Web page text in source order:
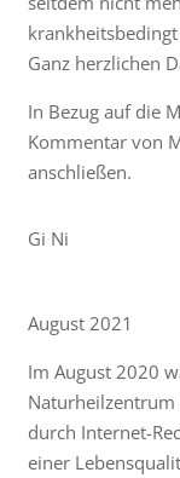
Ganz herzlichen
In Bezug auf die
Kommentar von
anschließen.
Gi Ni
August 2021
Im August 2020
Naturheilzentrum
durch Internet-
einer